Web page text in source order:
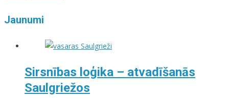
Jaunumi
Sirsnības loģika – atvadīšanās
Saulgriežos